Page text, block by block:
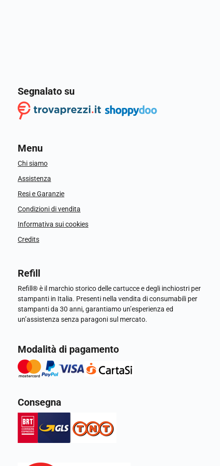
Segnalato su
Menu
Chi siamo
Assistenza
Resi e Garanzie
Condizioni di vendita
Informativa sui cookies
Credits
Refill
Refill® è il marchio storico delle cartucce e degli inchiostri per
stampanti in Italia. Presenti nella vendita di consumabili per
stampanti da 30 anni, garantiamo un’esperienza ed
un’assistenza senza paragoni sul mercato.
Modalità di pagamento
Consegna